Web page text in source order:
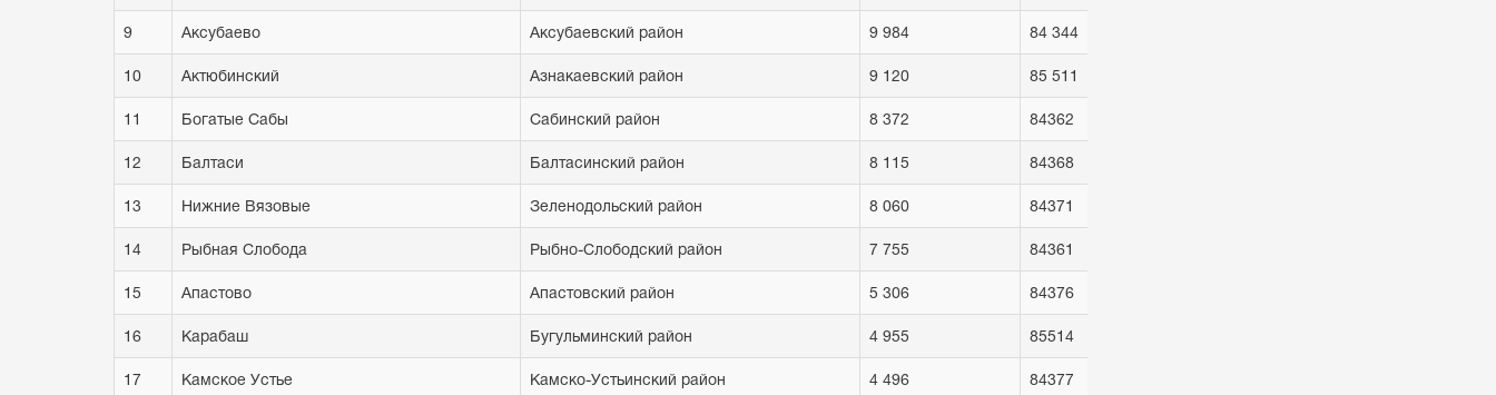
9 Аксубаево Аксубаевский район 9 984 84 344
10 Актюбинский Азнакаевский район 9 120 85 511
11 Богатые Сабы Сабинский район 8 372 84362
12 Балтаси Балтасинский район 8 115 84368
13 Нижние Вязовые Зеленодольский район 8 060 84371
14 Рыбная Слобода Рыбно-Слободский район 7 755 84361
15 Апастово Апастовский район 5 306 84376
16 Карабаш Бугульминский район 4 955 85514
17 Камское Устье Камско-Устьинский район 4 496 84377